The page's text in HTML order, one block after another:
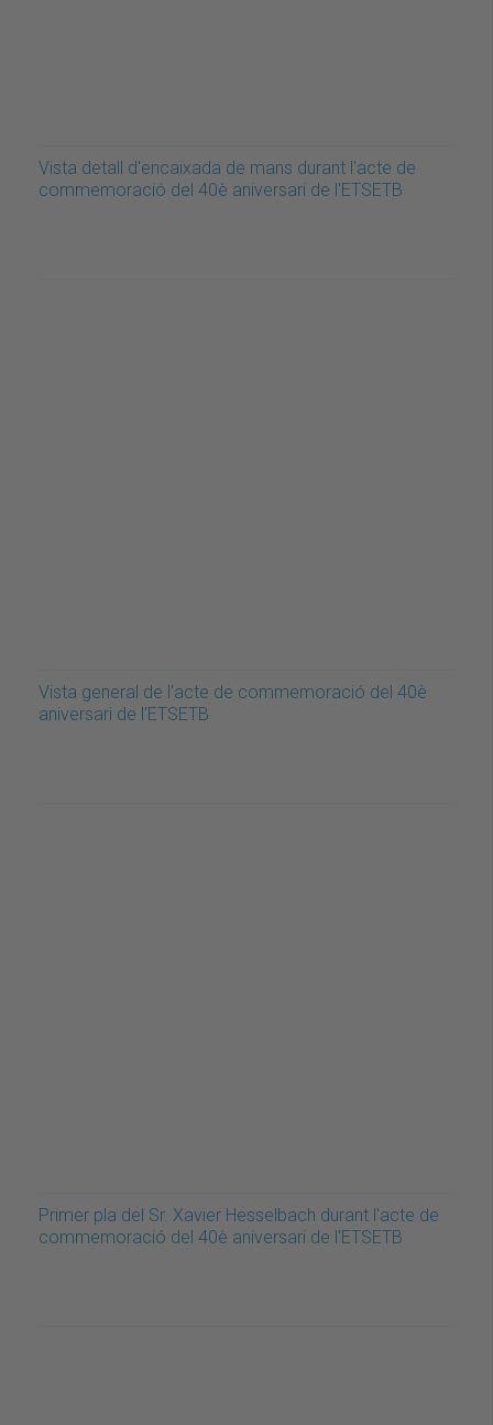
Vista detall d'encaixada de mans durant l'acte de
commemoració del 40è aniversari de l'ETSETB
Vista general de l'acte de commemoració del 40è
aniversari de l'ETSETB
Primer pla del Sr. Xavier Hesselbach durant l'acte de
commemoració del 40è aniversari de l'ETSETB